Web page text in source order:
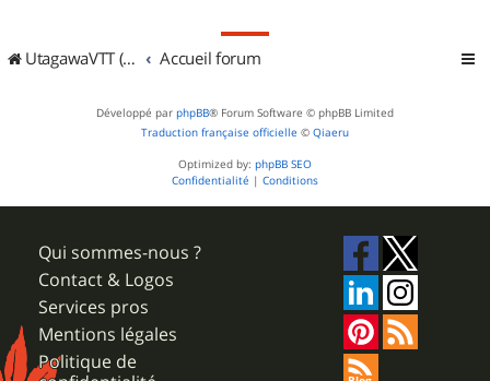
UtagawaVTT (Randos VTT et VTTAE avec traces GPS) Accueil forum
Développé par phpBB® Forum Software © phpBB Limited
Traduction française officielle © Qiaeru
Optimized by: phpBB SEO
Confidentialité | Conditions
Qui sommes-nous ?
Contact & Logos
Services pros
Mentions légales
Politique de